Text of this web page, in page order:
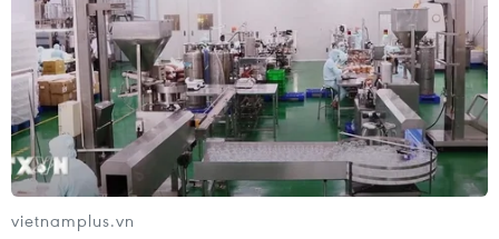
Trung Quốc tăng cường trấn áp tội
phạm có tổ chức
04/08/2026 14:24
Điều gì chờ đợi đồng yen sau cái bắt
tay giữa Mỹ-Nhật?
vietnamplus.vn